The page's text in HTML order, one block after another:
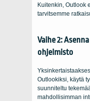
Kuitenkin, Outlook
tarvitsemme
Vaihe 2:
ohjelmisto
Outlookiksi, käytä
suunniteltu
mahdollisimman